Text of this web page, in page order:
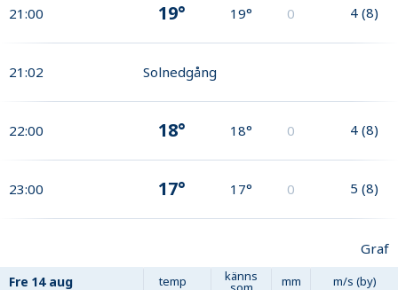
21:00 19° 19° 0 4 (8)
21:02 Solnedgång
22:00 18° 18° 0 4 (8)
23:00 17° 17° 0 5 (8)
Graf
Fre 14 aug temp känns mm m/s (by)